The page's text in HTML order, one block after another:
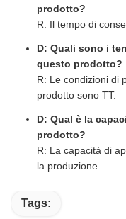
prodotto?
R: Il tempo di
D: Quali sono i
questo prodotto?
R: Le condizioni di
prodotto sono TT.
D: Qual è la
prodotto?
R: La capacità di
la produzione.
Tags: